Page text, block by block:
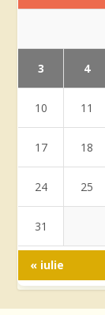
3 4
10 11
17 18
24 25
31
« iulie